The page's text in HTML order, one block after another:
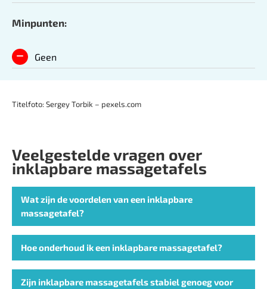
Minpunten:
Geen
Titelfoto: Sergey Torbik – pexels.com
Veelgestelde vragen over
inklapbare massagetafels
Wat zijn de voordelen van een inklapbare
massagetafel?
Hoe onderhoud ik een inklapbare massagetafel?
Zijn inklapbare massagetafels stabiel genoeg voor